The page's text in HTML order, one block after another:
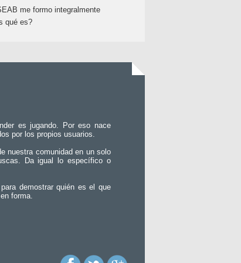
me formo integralmente
qué es?
es jugando. Por eso nace
por los propios usuarios.
nuestra comunidad en un solo
Da igual lo específico o
demostrar quién es el que
forma.